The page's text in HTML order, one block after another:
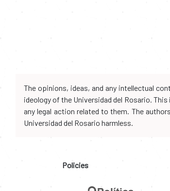
The opinions, ideas, and any intellectual
ideology of the Universidad del Rosario.
any legal action related to them. The
Universidad del Rosario harmless.
Policies